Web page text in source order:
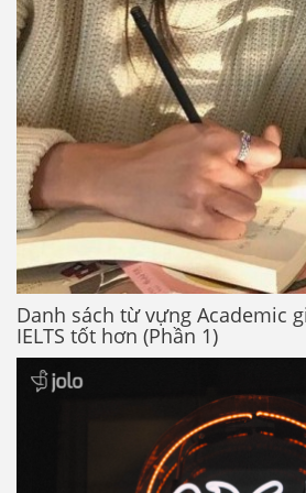
Danh sách từ vựng Academic
IELTS tốt hơn (Phần 1)